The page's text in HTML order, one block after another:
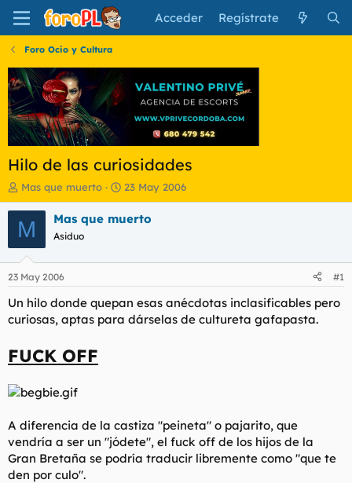
Acceder Regístrate
Foro Ocio y Cultura
Hilo de las curiosidades
I
n
i
c
a
d
o
r
e
t
a
Mas que muerto
F
e
c
i
n
c
23 May 2006
M Mas que muerto
Asiduo
23 May 2006 #1
Un hilo donde quepan esas anécdotas inclasificables pero
curiosas, aptas para dárselas de cultureta gafapasta.
FUCK OFF
A diferencia de la castiza "peineta" o pajarito, que
vendría a ser un "jódete", el fuck off de los hijos de la
Gran Bretaña se podría traducir libremente como "que te
den por culo".